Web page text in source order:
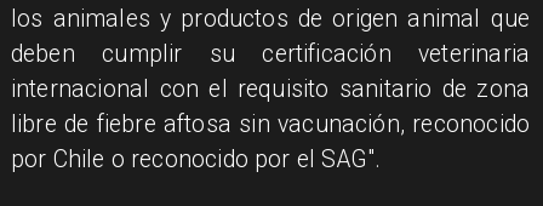
los animales y productos de origen animal que
deben cumplir su certificación veterinaria
internacional con el requisito sanitario de zona
libre de fiebre aftosa sin vacunación, reconocido
por Chile o reconocido por el SAG".